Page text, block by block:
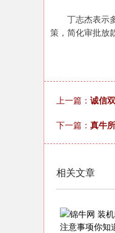
丁志杰表示多
策，简化审批放
上一篇： 诚信
下一篇： 真牛
相关文章